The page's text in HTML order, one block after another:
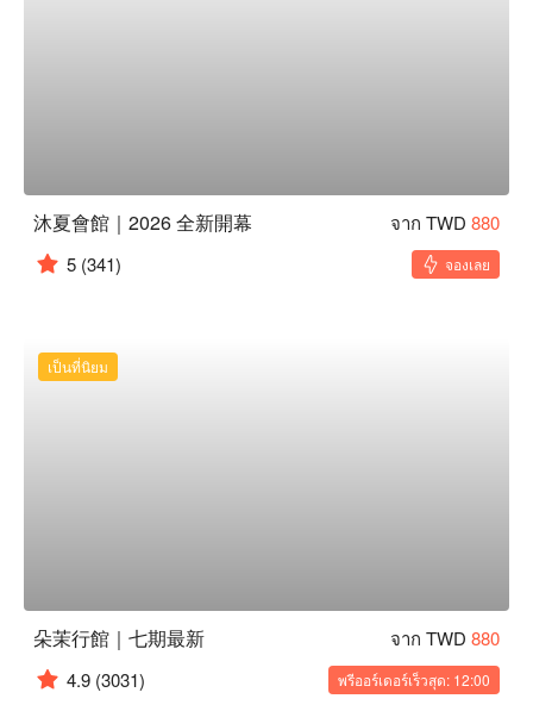
沐夏會館｜2026 全新開幕 จาก TWD 880
5 (341) จองเลย
เป็นที่นิยม
朵茉行館｜七期最新 จาก TWD 880
4.9 (3031) พรีออร์เดอร์เร็วสุด: 12:00